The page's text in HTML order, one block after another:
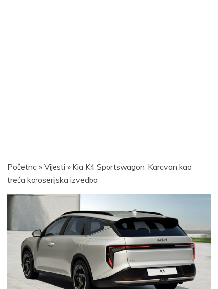
Početna » Vijesti » Kia K4 Sportswagon: Karavan kao
treća karoserijska izvedba